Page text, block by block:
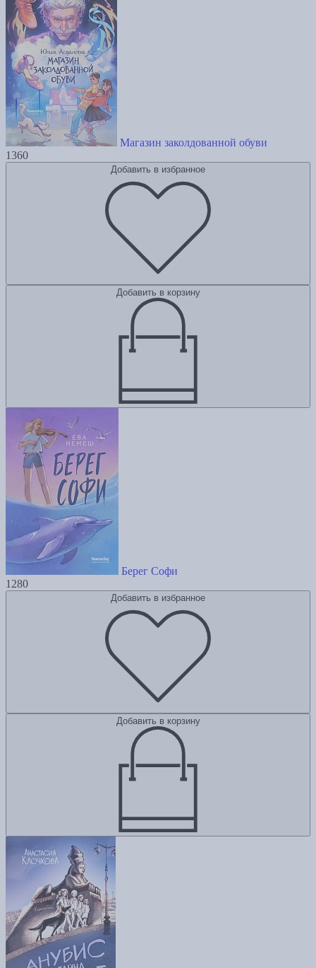
Магазин заколдованной обуви
1360
Добавить в избранное
Добавить в корзину
Берег Софи
1280
Добавить в избранное
Добавить в корзину